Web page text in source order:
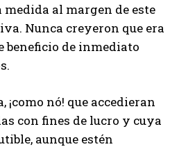
al margen de este
Nunca creyeron que era
beneficio de inmediato
¡como nó! que accedieran
con fines de lucro y cuya
aunque estén